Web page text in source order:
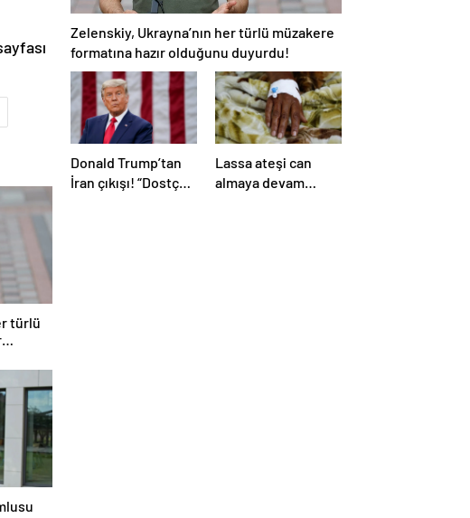
türlü
alındı
Zelenskiy, Ukrayna’nın her türlü müzakere
formatına hazır olduğunu duyurdu!
Donald Trump’tan
İran çıkışı! “Dostça
olmayan yol şiddet
Lassa ateşi can
almaya devam
ediyor! Ölü sayısı